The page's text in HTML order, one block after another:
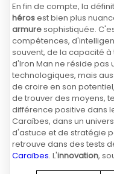
En fin de compte, la
hérosest bien plus
armuresophistiquée.
compétences,
souvent, de la capacité
d'Iron Man ne réside pas
technologiques, mais
de croire en son
de trouver des moyens,
différence positive dans
Caraïbes, dans un
d'astuce et de stratégie
retrouve dans des tests
Caraïbes. L'innovation,